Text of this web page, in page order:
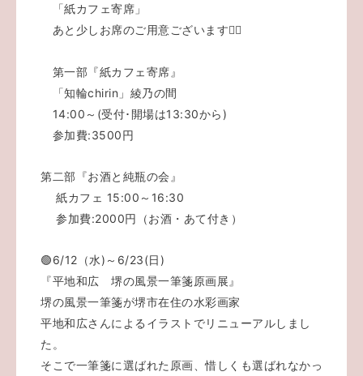
「紙カフェ寄席」
あと少しお席のご用意ございます🙇‍♀
第一部『紙カフェ寄席』
「知輪chirin」綾乃の間
14:00～(受付･開場は13:30から)
参加費:3500円
第二部『お酒と純瓶の会』
紙カフェ 15:00～16:30
参加費:2000円（お酒・あて付き）
🟢6/12（水)～6/23(日)
『平地和広 堺の風景一筆箋原画展』
堺の風景一筆箋が堺市在住の水彩画家
平地和広さんによるイラストでリニューアルしまし
た。
そこで一筆箋に選ばれた原画、惜しくも選ばれなかっ